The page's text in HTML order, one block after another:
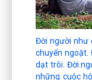
Đời người như
chuyển ngoặt.
dạt trôi. Đời
những cuộc